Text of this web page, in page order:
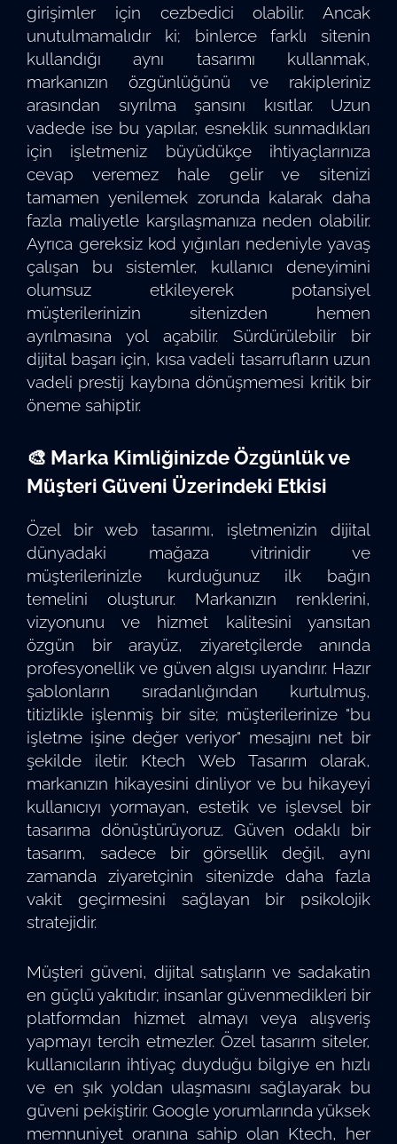
girişimler için cezbedici olabilir. Ancak
unutulmamalıdır ki; binlerce farklı sitenin
kullandığı aynı tasarımı kullanmak,
markanızın özgünlüğünü ve rakipleriniz
arasından sıyrılma şansını kısıtlar. Uzun
vadede ise bu yapılar, esneklik sunmadıkları
için işletmeniz büyüdükçe ihtiyaçlarınıza
cevap veremez hale gelir ve sitenizi
tamamen yenilemek zorunda kalarak daha
fazla maliyetle karşılaşmanıza neden olabilir.
Ayrıca gereksiz kod yığınları nedeniyle yavaş
çalışan bu sistemler, kullanıcı deneyimini
olumsuz etkileyerek potansiyel
müşterilerinizin sitenizden hemen
ayrılmasına yol açabilir. Sürdürülebilir bir
dijital başarı için, kısa vadeli tasarrufların uzun
vadeli prestij kaybına dönüşmemesi kritik bir
öneme sahiptir.
🎨 Marka Kimliğinizde Özgünlük ve
Müşteri Güveni Üzerindeki Etkisi
Özel bir web tasarımı, işletmenizin dijital
dünyadaki mağaza vitrinidir ve
müşterilerinizle kurduğunuz ilk bağın
temelini oluşturur. Markanızın renklerini,
vizyonunu ve hizmet kalitesini yansıtan
özgün bir arayüz, ziyaretçilerde anında
profesyonellik ve güven algısı uyandırır. Hazır
şablonların sıradanlığından kurtulmuş,
titizlikle işlenmiş bir site; müşterilerinize "bu
işletme işine değer veriyor" mesajını net bir
şekilde iletir. Ktech Web Tasarım olarak,
markanızın hikayesini dinliyor ve bu hikayeyi
kullanıcıyı yormayan, estetik ve işlevsel bir
tasarıma dönüştürüyoruz. Güven odaklı bir
tasarım, sadece bir görsellik değil, aynı
zamanda ziyaretçinin sitenizde daha fazla
vakit geçirmesini sağlayan bir psikolojik
stratejidir.
Müşteri güveni, dijital satışların ve sadakatin
en güçlü yakıtıdır; insanlar güvenmedikleri bir
platformdan hizmet almayı veya alışveriş
yapmayı tercih etmezler. Özel tasarım siteler,
kullanıcıların ihtiyaç duyduğu bilgiye en hızlı
ve en şık yoldan ulaşmasını sağlayarak bu
güveni pekiştirir. Google yorumlarında yüksek
memnuniyet oranına sahip olan Ktech, her